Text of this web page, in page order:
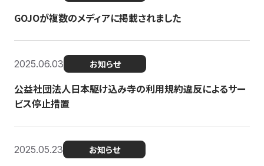
GOJOが複数のメディアに掲載されました
2025.06.03 お知らせ
公益社団法人日本駆け込み寺の利用規約違反によるサー
ビス停止措置
2025.05.23 お知らせ